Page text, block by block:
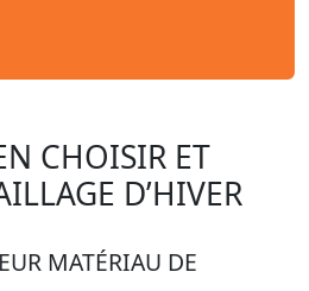
CHOISIR ET
D’HIVER
MATÉRIAU DE